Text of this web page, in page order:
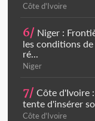
Côte d'Ivoire
6/ Niger :
les conditions
ré...
Niger
7/ Côte d'Ivoire
tente d'insérer
Côte d'Ivoire